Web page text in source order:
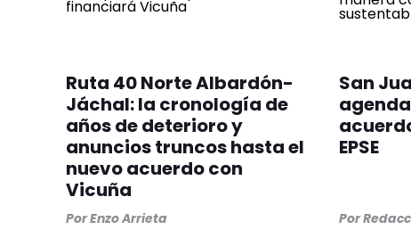
Ruta 40 Norte Albardón-
Jáchal: la cronología de
años de deterioro y
anuncios truncos hasta el
nuevo acuerdo con
Vicuña
PorEnzo Arrieta
San
EPSE
Por